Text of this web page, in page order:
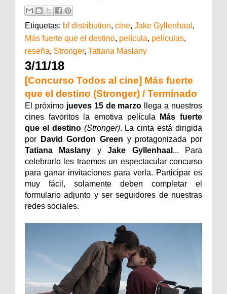
Etiquetas: bf distribution, cine, Jake Gyllenhaal ,
Más fuerte que el destino, película, películas,
reseña, Stronger, Tatiana Maslany
3/11/18
[Concurso Todos al cine] Más fuerte
que el destino (Stronger) / Terminado
El próximo jueves 15 de marzo
llega a nuestros
cines favoritos la emotiva película
Más fuerte
que el destino (Stronger). La cinta está dirigida
por
David Gordon Green y protagonizada por
Tatiana Maslany yJake Gyllenhaal ... Para
celebrarlo les traemos un espectacular concurso
para ganar invitaciones para verla. Participar es
muy fácil, solamente deben completar el
formulario adjunto y ser seguidores de nuestras
redes sociales.